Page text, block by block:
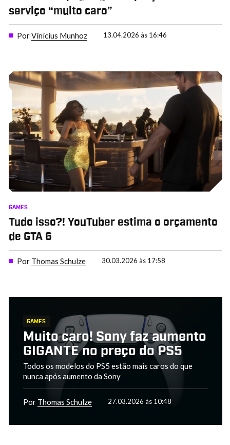
serviço “muito caro”
PorVinícius Munhoz 13.04.2026 às 16:46
GAMES
Tudo isso?! YouTuber estima o orçamento
de GTA 6
Por Thomas Schulze 30.03.2026 às 17:58
GAMES
Muito caro! Sony faz aumento
GIGANTE no preço do PS5
Todos os modelos do PS5 estão mais caros do que
nunca após aumento da Sony
Por Thomas Schulze 27.03.2026 às 10:48